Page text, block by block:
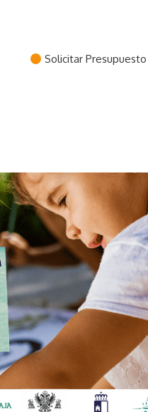
Solicitar Presupuesto